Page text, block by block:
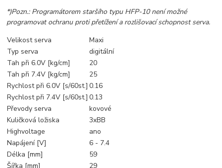
*)Pozn.: Programátorem staršího typu HFP-10 není možné
programovat ochranu proti přetížení a rozlišovací schopnost serva.
Velikost serva
Maxi
Typ serva
digitální
Tah při 6.0V [kg/cm]
20
Tah při 7.4V [kg/cm]
25
Rychlost při 6.0V [s/60st.] 0.16
Rychlost při 7.4V [s/60st.] 0.13
Převody serva
kovové
Kuličková ložiska
3xBB
Highvoltage
ano
Napájení [V]
6 - 7.4
Délka [mm]
59
Šířka [mm]
29